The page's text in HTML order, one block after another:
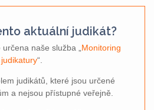
aktuální judikát?
naše služba „ Monitoring
judikatury“.
judikátů, které jsou určené
a nejsou přístupné veřejně.